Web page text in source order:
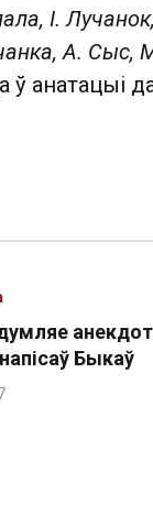
І.
А. Сыс,
ў анатацыі
Быкаў